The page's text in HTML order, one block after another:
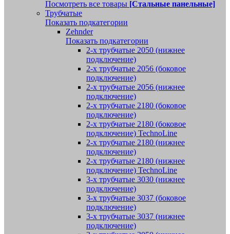
Посмотреть все товары [Стальные панельные]
Трубчатые
Показать подкатегории
Zehnder
Показать подкатегории
2-х трубчатые 2050 (нижнее
подключение)
2-х трубчатые 2056 (боковое
подключение)
2-х трубчатые 2056 (нижнее
подключение)
2-х трубчатые 2180 (боковое
подключение)
2-х трубчатые 2180 (боковое
подключение) TechnoLine
2-х трубчатые 2180 (нижнее
подключение)
2-х трубчатые 2180 (нижнее
подключение) TechnoLine
3-х трубчатые 3030 (нижнее
подключение)
3-х трубчатые 3037 (боковое
подключение)
3-х трубчатые 3037 (нижнее
подключение)